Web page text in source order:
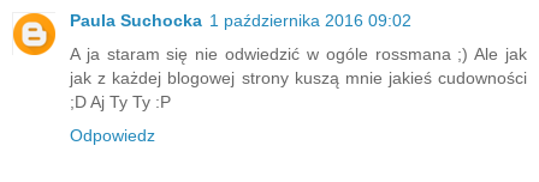
Paula Suchocka 1 października 2016 09:02
A ja staram się nie odwiedzić w ogóle rossmana ;) Ale jak
jak z każdej blogowej strony kuszą mnie jakieś cudowności
;D Aj Ty Ty :P
Odpowiedz